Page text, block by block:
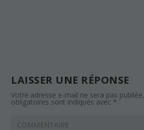
LAISSER UNE RÉPONSE
Votre adresse e-mail ne sera pas publiée.
obligatoires sont indiqués avec *